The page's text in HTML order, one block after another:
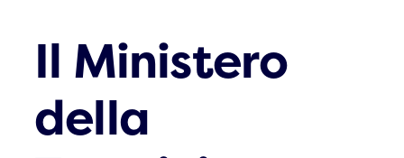
Il Ministero
della